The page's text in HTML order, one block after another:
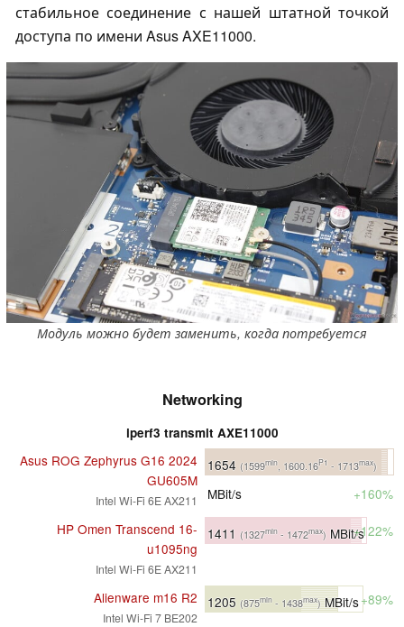
стабильное соединение с нашей штатной точкой
доступа по имени Asus AXE11000.
Модуль можно будет заменить, когда потребуется
Networking
iperf3 transmit AXE11000
Asus ROG Zephyrus G16 2024
GU605M
Intel Wi-Fi 6E AX211
1654 (1599min , 1600.16P1 - 1713max)
MBit/s
+160%
HP Omen Transcend 16-
u1095ng
Intel Wi-Fi 6E AX211
1411 (1327min - 1472max) MBit/s+122%
Alienware m16 R2
Intel Wi-Fi 7 BE202
1205 (875min - 1438max)MBit/s+89%